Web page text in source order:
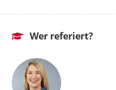
Wer referiert?